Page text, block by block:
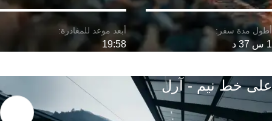
1 س 37 د 19:58
على خط نيم - آرل